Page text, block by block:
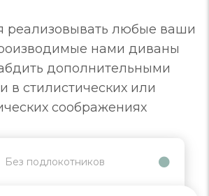
реализовывать любые ваши
нами диваны
дополнительными
в стилистических или
соображениях
Без подлокотников